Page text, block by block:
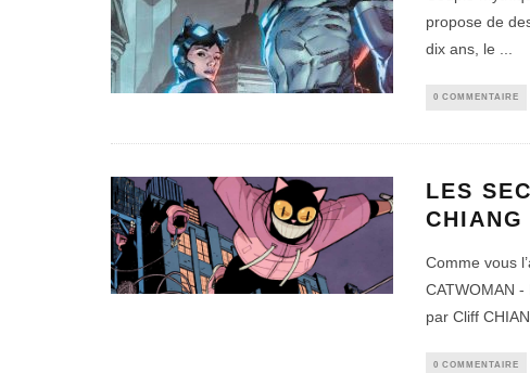
propose de
dix ans, le
0 COMMENTAIRE
LES
CHIANG
Comme vous
CATWOMAN
par Cliff
0 COMMENTAIRE